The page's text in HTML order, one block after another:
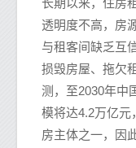
透明度不高，房
与租客间缺乏互
损毁房屋、拖欠
测，至2030年中
模将达4.2万亿元
房主体之一，因